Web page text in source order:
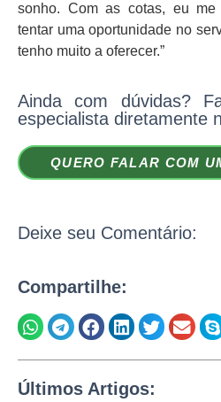
sonho. Com as cotas, eu
tentar uma oportunidade no
tenho muito a oferecer.”
Ainda com dúvidas?
especialista diretamente
QUERO FALAR COM
Deixe seu Comentário:
Compartilhe:
Últimos Artigos: